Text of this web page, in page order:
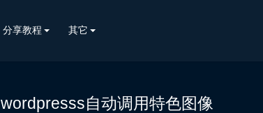
分享教程 其它
wordpresss自动调用特色图像